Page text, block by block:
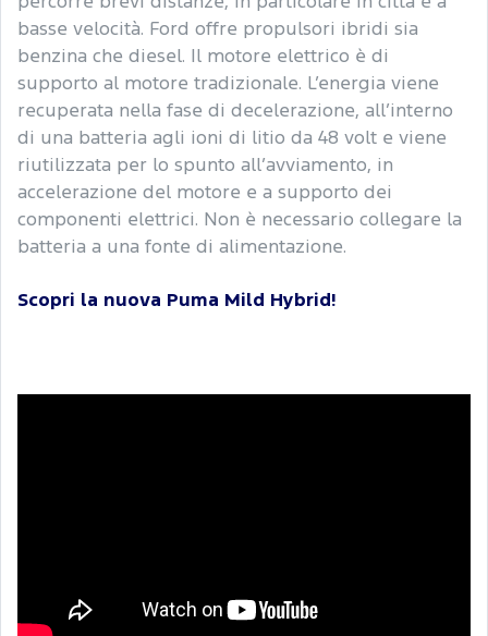
basse velocità. Ford offre propulsori ibridi sia
benzina che diesel. Il motore elettrico è di
supporto al motore tradizionale. L’energia viene
recuperata nella fase di decelerazione, all’interno
di una batteria agli ioni di litio da 48 volt e viene
riutilizzata per lo spunto all’avviamento, in
accelerazione del motore e a supporto dei
componenti elettrici. Non è necessario collegare la
batteria a una fonte di alimentazione.
Scopri la nuova Puma Mild Hybrid!